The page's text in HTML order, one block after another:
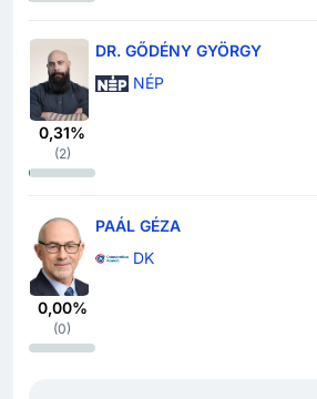
0,31%
(2)
DR. GŐDÉNY GYÖRGY
NÉP
0,00%
(0)
PAÁL GÉZA
DK